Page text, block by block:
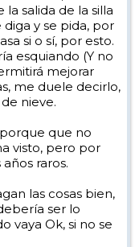
salida de la silla
diga y se pida, por
si o sí, por esto.
esquiando (Y no
mejorar
me duele decirlo,
nieve.
que no
visto, pero por
raros.
las cosas bien,
ser lo
vaya Ok, si no se